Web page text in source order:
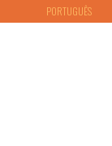
PORTUGUÊS